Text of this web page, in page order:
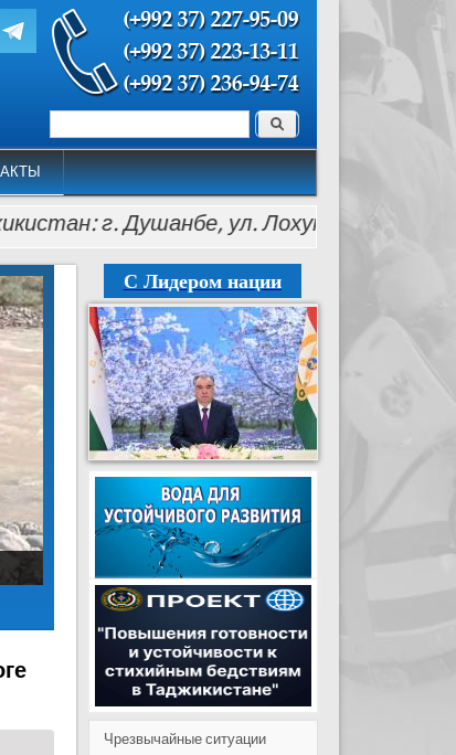
Форма поиска Поиск
г. Душанбе, ул. Лохути, 26, тел.:
С Лидером нации
Чрезвычайные ситуации